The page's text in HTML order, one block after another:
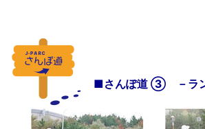
■さんぽ道 ③ －ラン